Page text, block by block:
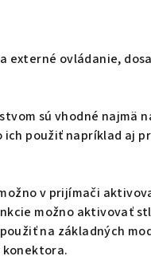
externé ovládanie,
sú vhodné najmä
použiť napríklad aj
v prijímači
možno aktivovať
na základných
konektora.